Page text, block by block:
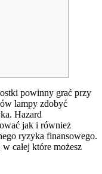
powinny grać przy
lampy zdobyć
Hazard
jak i również
ryzyka finansowego.
całej które możesz